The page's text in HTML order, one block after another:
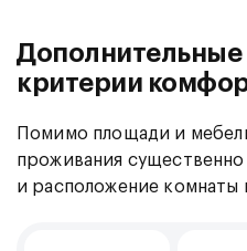
Дополнительные
критерии
Помимо площади и
проживания
и расположение комнаты